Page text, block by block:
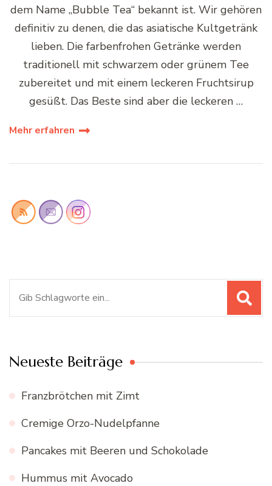
dem Name „Bubble Tea“ bekannt ist. Wir gehören
definitiv zu denen, die das asiatische Kultgetränk
lieben. Die farbenfrohen Getränke werden
traditionell mit schwarzem oder grünem Tee
zubereitet und mit einem leckeren Fruchtsirup
gesüßt. Das Beste sind aber die leckeren …
Mehr erfahren
Neueste Beiträge
Franzbrötchen mit Zimt
Cremige Orzo-Nudelpfanne
Pancakes mit Beeren und Schokolade
Hummus mit Avocado